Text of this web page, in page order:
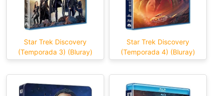
Star Trek Discovery
(Temporada 3) (Bluray)
Star Trek Discovery
(Temporada 4) (Bluray)